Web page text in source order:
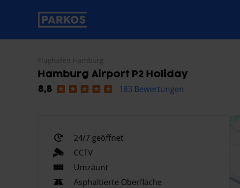
beschriftung-für-primäre-navigation
Flughafen Hamburg
Hamburg Airport P2 Holiday
8,8
183 Bewertungen
24/7 geöffnet
CCTV
Umzäunt
Asphaltierte Oberfläche